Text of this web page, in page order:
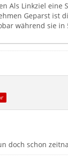
Als Linkziel eine
Geparst ist
während sie in
doch schon